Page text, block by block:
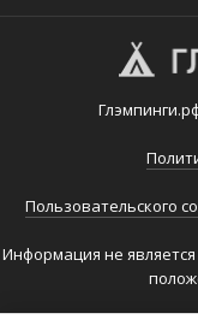
Пользовательского
Информация не